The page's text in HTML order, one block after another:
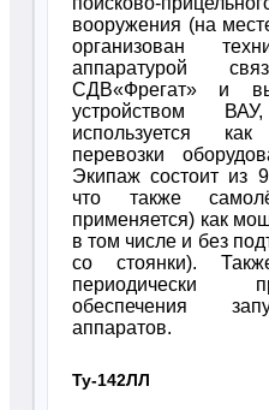
вооружения (на
организован
аппаратурой
СДВ«Фрегат» и
устройством
используется
перевозки
Экипаж состоит из
что также
применяется) как
в том числе и без
со стоянки).
периодически
обеспечения
аппаратов.
Ту-142ЛЛ